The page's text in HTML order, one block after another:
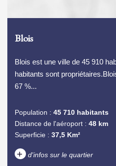
Blois
Blois est une ville de 45 910
habitants sont
67 %...
Population : 45 710 habitants
Distance de l'aéroport : 48 km
Superficie : 37,5 Km²
+ d'infos sur le quartier